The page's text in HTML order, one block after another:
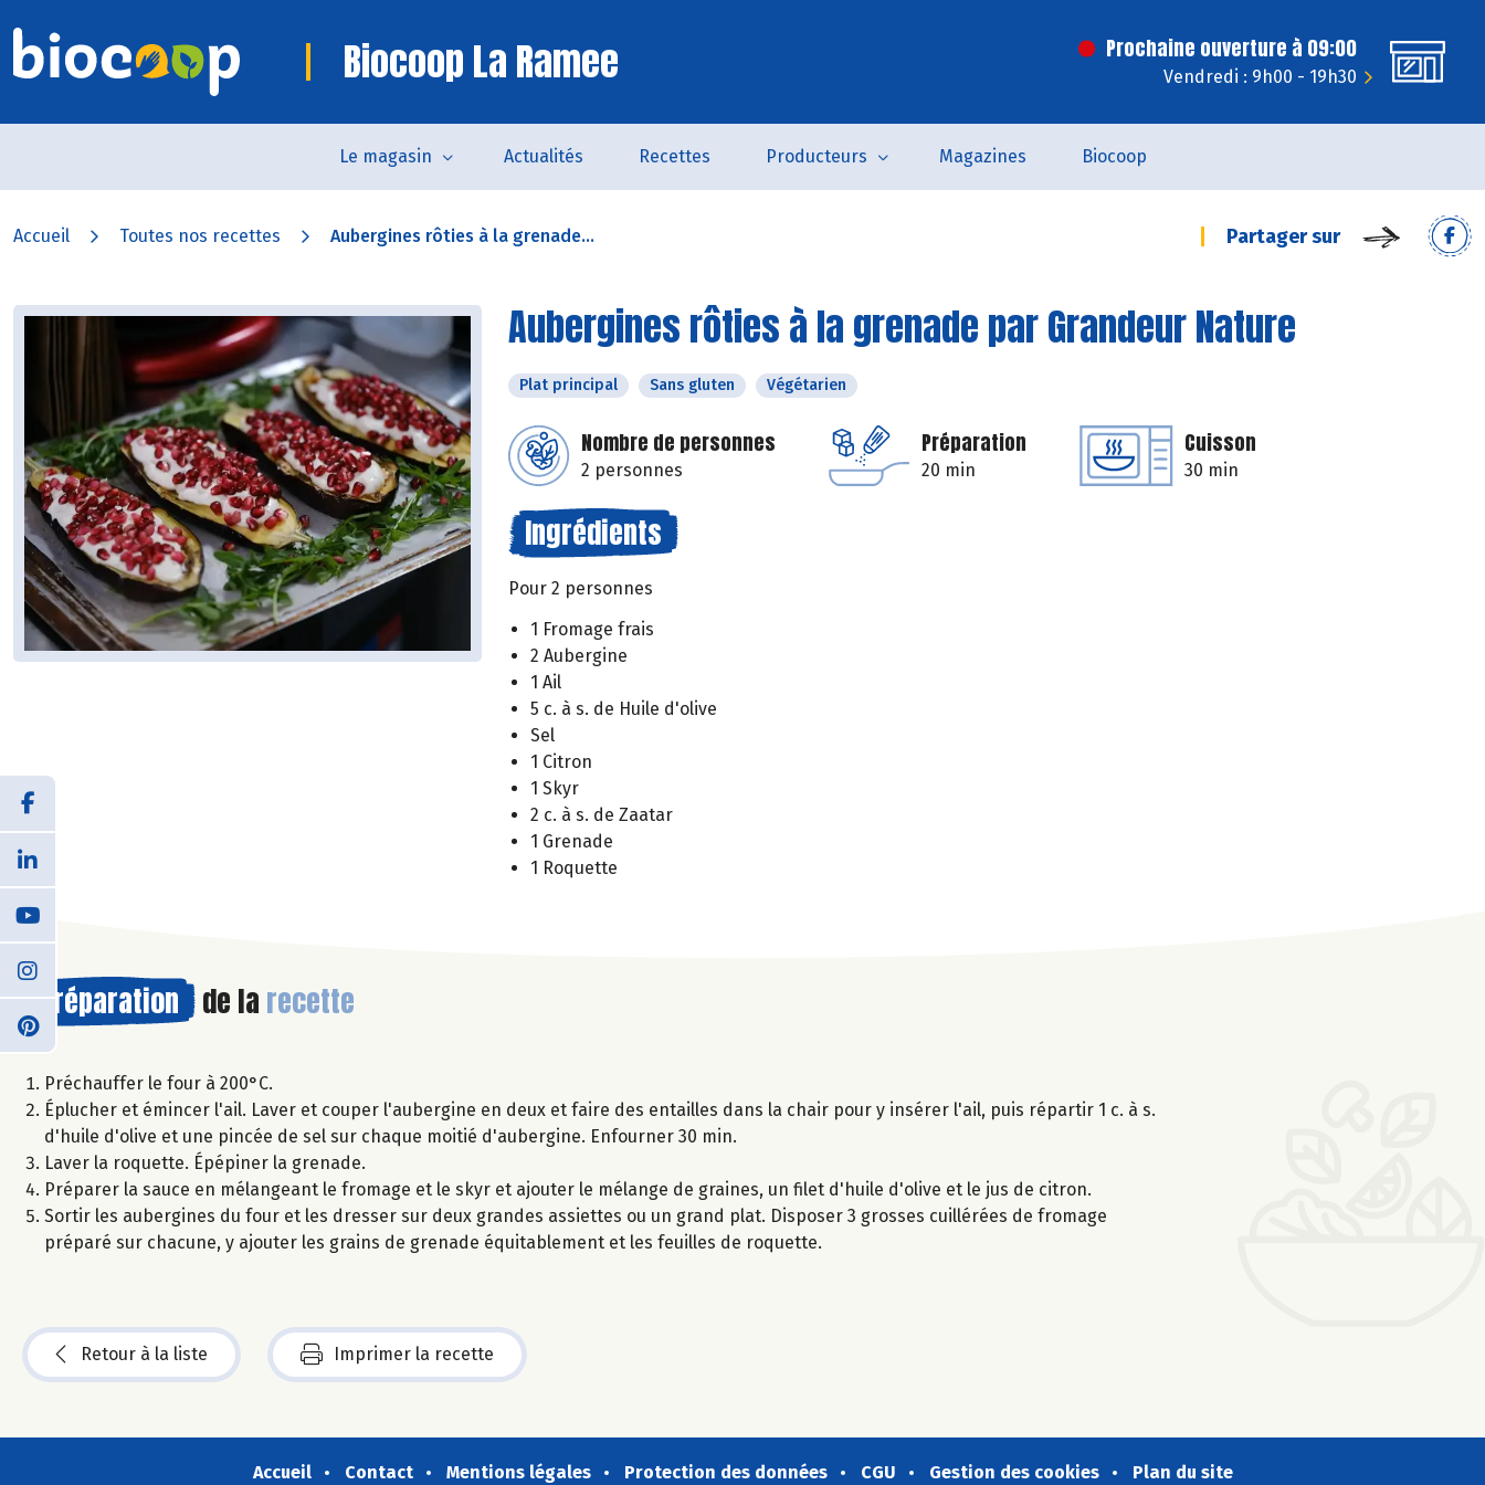
Biocoop La Ramee Prochaine ouverture à 09:00
Vendredi : 9h00 - 19h30
Le magasin Actualités Recettes Producteurs Magazines Biocoop
Accueil Toutes nos recettes Aubergines rôties à la grenade... Partager sur
Aubergines rôties à la grenade par Grandeur Nature
Plat principal Sans gluten Végétarien
Nombre de personnes
2 personnes
Préparation
20 min
Cuisson
30 min
Ingrédients
Pour 2 personnes
1 Fromage frais
2 Aubergine
1 Ail
5 c. à s. de Huile d'olive
Sel
1 Citron
1 Skyr
2 c. à s. de Zaatar
1 Grenade
1 Roquette
Préparation de la recette
Préchauffer le four à 200°C.
Éplucher et émincer l'ail. Laver et couper l'aubergine en deux et faire des entailles dans la chair pour y insérer l'ail, puis répartir 1 c. à s.
d'huile d'olive et une pincée de sel sur chaque moitié d'aubergine. Enfourner 30 min.
Laver la roquette. Épépiner la grenade.
Préparer la sauce en mélangeant le fromage et le skyr et ajouter le mélange de graines, un filet d'huile d'olive et le jus de citron.
Sortir les aubergines du four et les dresser sur deux grandes assiettes ou un grand plat. Disposer 3 grosses cuillérées de fromage
préparé sur chacune, y ajouter les grains de grenade équitablement et les feuilles de roquette.
Retour à la liste Imprimer la recette
Accueil Contact Mentions légales Protection des données CGU Gestion des cookies Plan du site